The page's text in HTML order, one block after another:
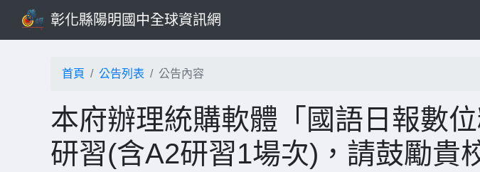
彰化縣陽明國中全球資訊網
首頁 公告列表 公告內容
本府辦理統購軟體「國語日報數
研習(含A2研習1場次)，請鼓勵貴